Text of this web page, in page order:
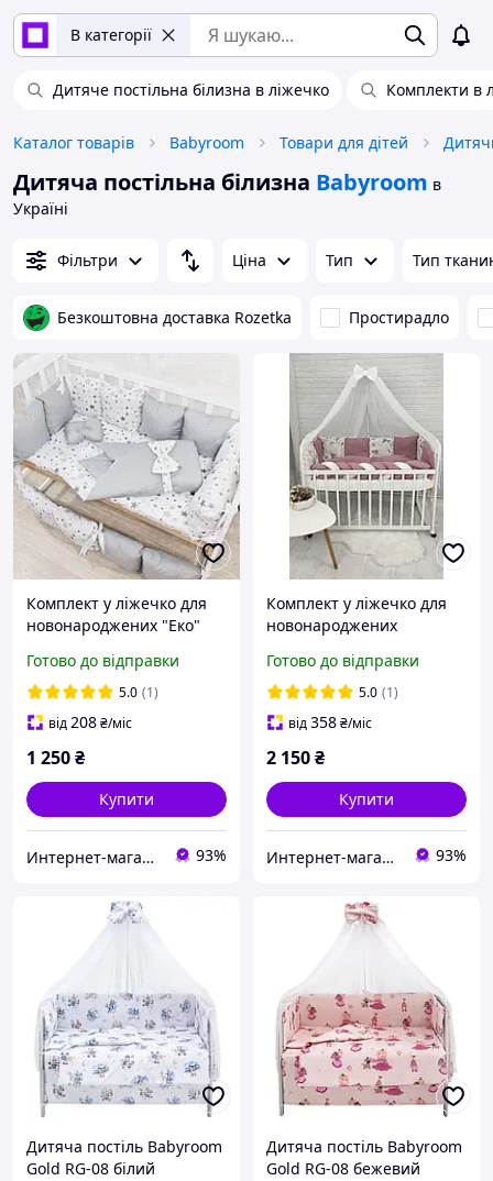
В категорії
Дитяче постільна білизна в ліжечко Комплекти в
Каталог товарів Babyroom Товари для дітей
Дитяча постільна білизна Babyroom в
Україні
Фільтри Ціна Тип Тип
Безкоштовна доставка Rozetka Простирадло
Комплект у ліжечко для
новонароджених "Еко"
ортопедична подушка,
Зірки, сірий
Готово до відправки
5.0 (1)
від208₴/міс
1 250₴
Купити
Интернет-магазин "GLADYS" 93%
Комплект у ліжечко для
новонароджених
Готово до відправки
5.0 (1)
від358₴/міс
2 150₴
Купити
Интернет-магазин "GLADYS" 93%
Дитяча постіль Babyroom
Gold RG-08 білий
Дитяча постіль Babyroom
Gold RG-08 бежевий